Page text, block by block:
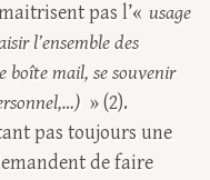
pas l’« usage
l’ensemble des
boîte mail, se souvenir
» (2).
pas toujours une
de faire